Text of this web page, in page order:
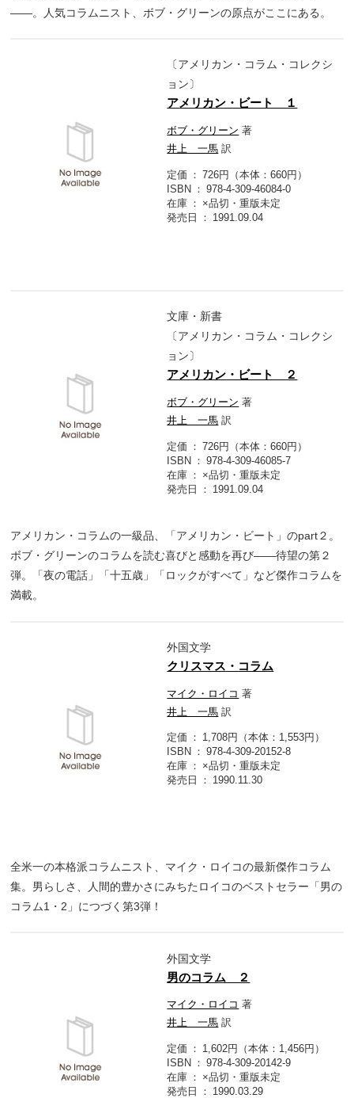
――。人気コラムニスト、ボブ・グリーンの原点がここにある。
〔アメリカン・コラム・コレクシ
ョン〕
アメリカン・ビート １
ボブ・グリーン 著
井上 一馬 訳
定価
726円（本体：660円）
ISBN
978-4-309-46084-0
在庫
×品切・重版未定
発売日
1991.09.04
文庫・新書
〔アメリカン・コラム・コレクシ
ョン〕
アメリカン・ビート ２
ボブ・グリーン 著
井上 一馬 訳
定価
726円（本体：660円）
ISBN
978-4-309-46085-7
在庫
×品切・重版未定
発売日
1991.09.04
アメリカン・コラムの一級品、「アメリカン・ビート」のpart２。
ボブ・グリーンのコラムを読む喜びと感動を再び――待望の第２
弾。「夜の電話」「十五歳」「ロックがすべて」など傑作コラムを
満載。
外国文学
クリスマス・コラム
マイク・ロイコ 著
井上 一馬 訳
定価
1,708円（本体：1,553円）
ISBN
978-4-309-20152-8
在庫
×品切・重版未定
発売日
1990.11.30
全米一の本格派コラムニスト、マイク・ロイコの最新傑作コラム
集。男らしさ、人間的豊かさにみちたロイコのベストセラー「男の
コラム1・2」につづく第3弾！
外国文学
男のコラム ２
マイク・ロイコ 著
井上 一馬 訳
定価
1,602円（本体：1,456円）
ISBN
978-4-309-20142-9
在庫
×品切・重版未定
発売日
1990.03.29